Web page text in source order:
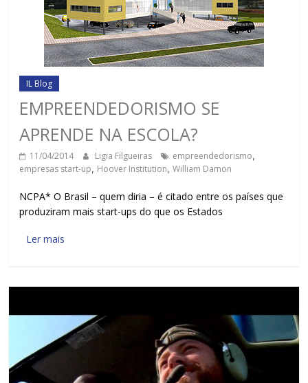
IL Blog
EMPREENDEDORISMO SE
APRENDE NA ESCOLA?
11/04/2014 Ligia Filgueiras empreendedorismo,
empresas start-up, Hoover Institution,William Damon
NCPA* O Brasil – quem diria – é citado entre os países que
produziram mais start-ups do que os Estados
Ler mais